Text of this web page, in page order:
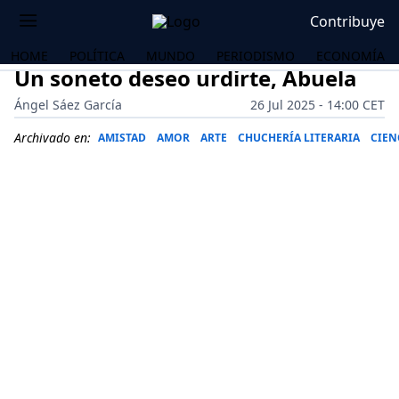
Contribuye
HOME POLÍTICA MUNDO PERIODISMO ECONOMÍA
Un soneto deseo urdirte, Abuela
Ángel Sáez García
26 Jul 2025 - 14:00 CET
Archivado en: AMISTAD AMOR ARTE CHUCHERÍA LITERARIA